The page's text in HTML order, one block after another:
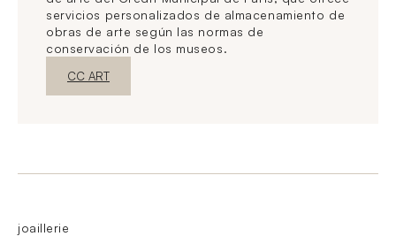
servicios personalizados de almacenamiento de
obras de arte según las normas de
conservación de los museos.
Nueva ventanaDescubrir
CC ART
joaillerie